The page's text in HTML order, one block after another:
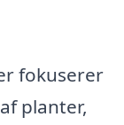
fokuserer
planter,